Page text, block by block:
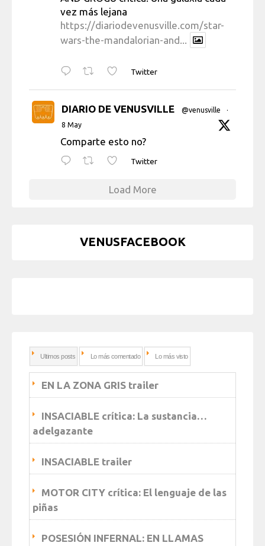
vez más lejana
https://diariodevenusville.com/star-
wars-the-mandalorian-and...
Twitter
DIARIO DE VENUSVILLE @venusville
·
8 May
Comparte esto no?
Twitter
Load More
VENUSFACEBOOK
Ultimos posts Lo más comentado Lo más visto
EN LA ZONA GRIS trailer
INSACIABLE crítica: La sustancia…
adelgazante
INSACIABLE trailer
MOTOR CITY crítica: El lenguaje de las
piñas
POSESIÓN INFERNAL: EN LLAMAS